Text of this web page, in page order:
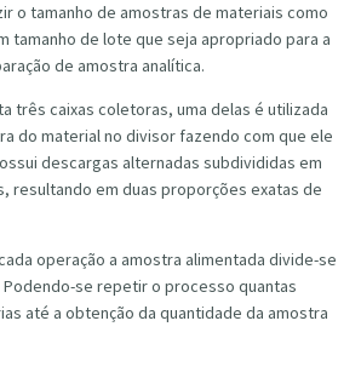
o tamanho de amostras de materiais como
tamanho de lote que seja apropriado para a
de amostra analítica.
três caixas coletoras, uma delas é utilizada
do material no divisor fazendo com que ele
descargas alternadas subdivididas em
resultando em duas proporções exatas de
operação a amostra alimentada divide-se
se repetir o processo quantas
até a obtenção da quantidade da amostra